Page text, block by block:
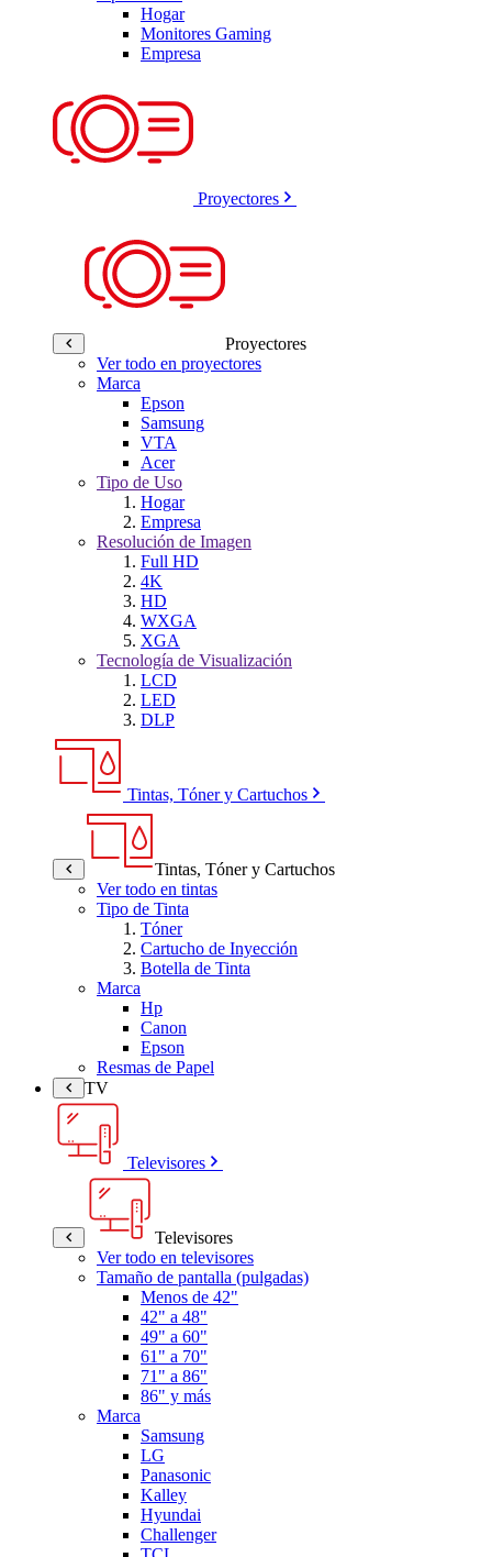
Hogar
Monitores Gaming
Empresa
Proyectores
Proyectores
Ver todo en proyectores
Marca
Epson
Samsung
VTA
Acer
Tipo de Uso
Hogar
Empresa
Resolución de Imagen
Full HD
4K
HD
WXGA
XGA
Tecnología de Visualización
LCD
LED
DLP
Tintas, Tóner y Cartuchos
Tintas, Tóner y Cartuchos
Ver todo en tintas
Tipo de Tinta
Tóner
Cartucho de Inyección
Botella de Tinta
Marca
Hp
Canon
Epson
Resmas de Papel
TV
Televisores
Televisores
Ver todo en televisores
Tamaño de pantalla (pulgadas)
Menos de 42"
42" a 48"
49" a 60"
61" a 70"
71" a 86"
86" y más
Marca
Samsung
LG
Panasonic
Kalley
Hyundai
Challenger